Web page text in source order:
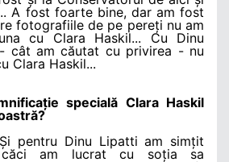
A fost foarte bine, dar am fost
fotografiile de pe pereți nu am
cu Clara Haskil... Cu Dinu
cât am căutat cu privirea - nu
Clara Haskil...
ție specială Clara Haskil
Și pentru Dinu Lipatti am simțit
căci am lucrat cu soția sa